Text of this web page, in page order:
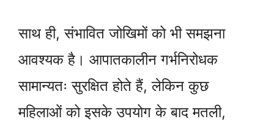
साथ ही, संभावित जोखिमों को भी समझना
आवश्यक है। आपातकालीन गर्भनिरोधक
सामान्यतः सुरक्षित होते हैं, लेकिन कुछ
महिलाओं को इसके उपयोग के बाद मतली,